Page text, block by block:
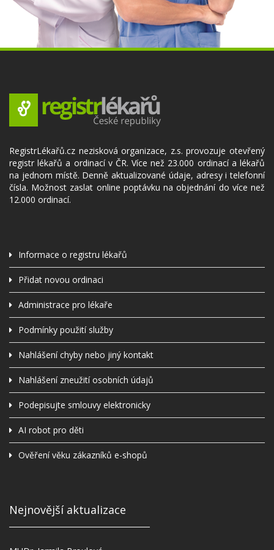
RegistrLékařů.cz nezisková organizace, z.s. provozuje otevřený
registr lékařů a ordinací v ČR. Více než 23.000 ordinací a lékařů
na jednom místě. Denně aktualizované údaje, adresy i telefonní
čísla. Možnost zaslat online poptávku na objednání do více než
12.000 ordinací.
Informace o registru lékařů
Přidat novou ordinaci
Administrace pro lékaře
Podmínky použití služby
Nahlášení chyby nebo jiný kontakt
Nahlášení zneužití osobních údajů
Podepisujte smlouvy elektronicky
AI robot pro děti
Ověření věku zákazníků e-shopů
Nejnovější aktualizace